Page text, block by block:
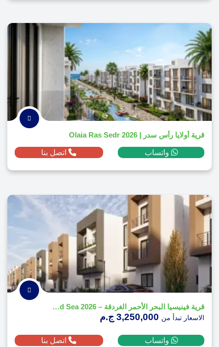
قرية أولايا رأس سدر | Olaia Ras Sedr 2026
واتساب اتصل بنا
قرية فينيسيا البحر الأحمر الغردقة – Venecia Red Sea 2026
الاسعار تبدأ من
واتساب اتصل بنا